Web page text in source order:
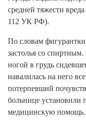
средней тяжести
112 УК РФ).
По словам
застолья со
ногой в грудь
навалилась на него
потерпевший
больнице установили
медицинскую помощь.